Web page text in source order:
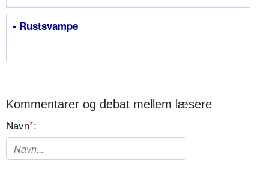
• Rustsvampe
Kommentarer og debat mellem læsere
Navn*: